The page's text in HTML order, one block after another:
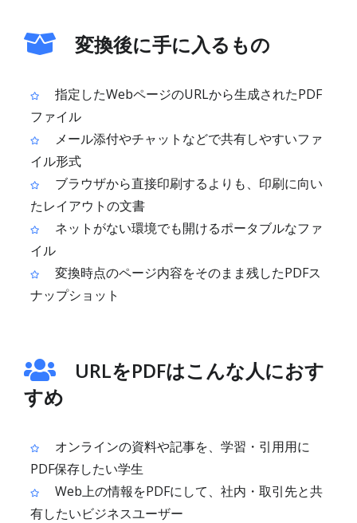
変換後に手に入るもの
指定したWebページのURLから生成されたPDF
ファイル
メール添付やチャットなどで共有しやすいファ
イル形式
ブラウザから直接印刷するよりも、印刷に向い
たレイアウトの文書
ネットがない環境でも開けるポータブルなファ
イル
変換時点のページ内容をそのまま残したPDFス
ナップショット
URLをPDFはこんな人におす
すめ
オンラインの資料や記事を、学習・引用用に
PDF保存したい学生
Web上の情報をPDFにして、社内・取引先と共
有したいビジネスユーザー